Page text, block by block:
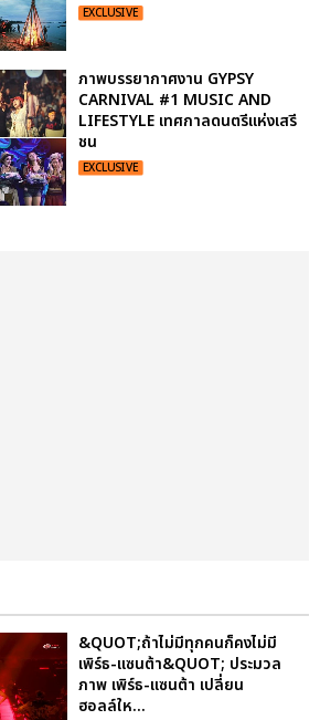
EXCLUSIVE
ภาพบรรยากาศงาน GYPSY
CARNIVAL #1 MUSIC AND
LIFESTYLE เทศกาลดนตรีแห่งเสรี
ชน
EXCLUSIVE
&QUOT;ถ้าไม่มีทุกคนก็คงไม่มี
เพิร์ธ-แซนต้า&QUOT; ประมวล
ภาพ เพิร์ธ-แซนต้า เปลี่ยน
ฮอลล์ให...